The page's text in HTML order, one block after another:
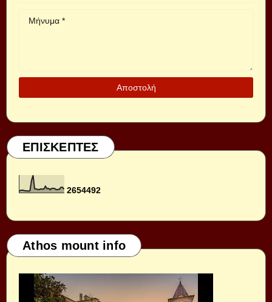
ΕΠΙΣΚΕΠΤΕΣ
2654492
Athos mount info